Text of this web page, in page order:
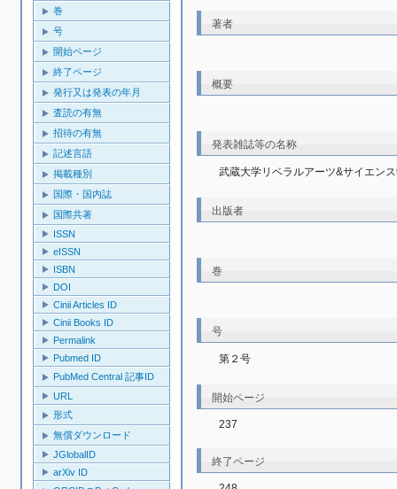
巻
号
開始ページ
終了ページ
発行又は発表の年月
査読の有無
招待の有無
記述言語
掲載種別
国際・国内誌
国際共著
ISSN
eISSN
ISBN
DOI
Cinii Articles ID
Cinii Books ID
Permalink
Pubmed ID
PubMed Central 記事ID
URL
形式
無償ダウンロード
JGlobalID
arXiv ID
著者
概要
発表雑誌等の名称
武蔵大学リベラルアーツ&サイエン
出版者
巻
号
第２号
開始ページ
237
終了ページ